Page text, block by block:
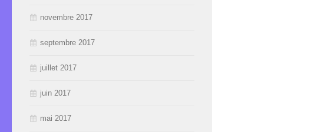
novembre 2017
septembre 2017
juillet 2017
juin 2017
mai 2017